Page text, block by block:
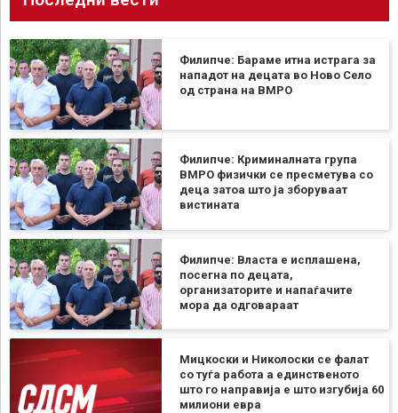
Филипче: Бараме итна истрага за
нападот на децата во Ново Село
од страна на ВМРО
Филипче: Криминалната група
ВМРО физички се пресметува со
деца затоа што ја зборуваат
вистината
Филипче: Власта е исплашена,
посегна по децата,
организаторите и напаѓачите
мора да одговараат
Мицкоски и Николоски се фалат
со туѓа работа а единственото
што го направија е што изгубија 60
милиони евра